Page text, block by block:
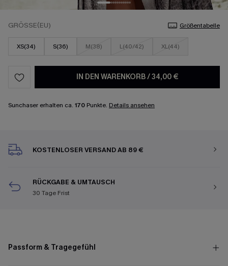
GRÖSSE(EU) Größentabelle
XS(34) S(36) M(38) L(40/42) XL(44)
IN DEN WARENKORB/34,00 €
Sunchaser erhalten ca. 170 Punkte. Details ansehen
KOSTENLOSER VERSAND AB 89 €
RÜCKGABE & UMTAUSCH
30 Tage Frist
Passform & Tragegefühl